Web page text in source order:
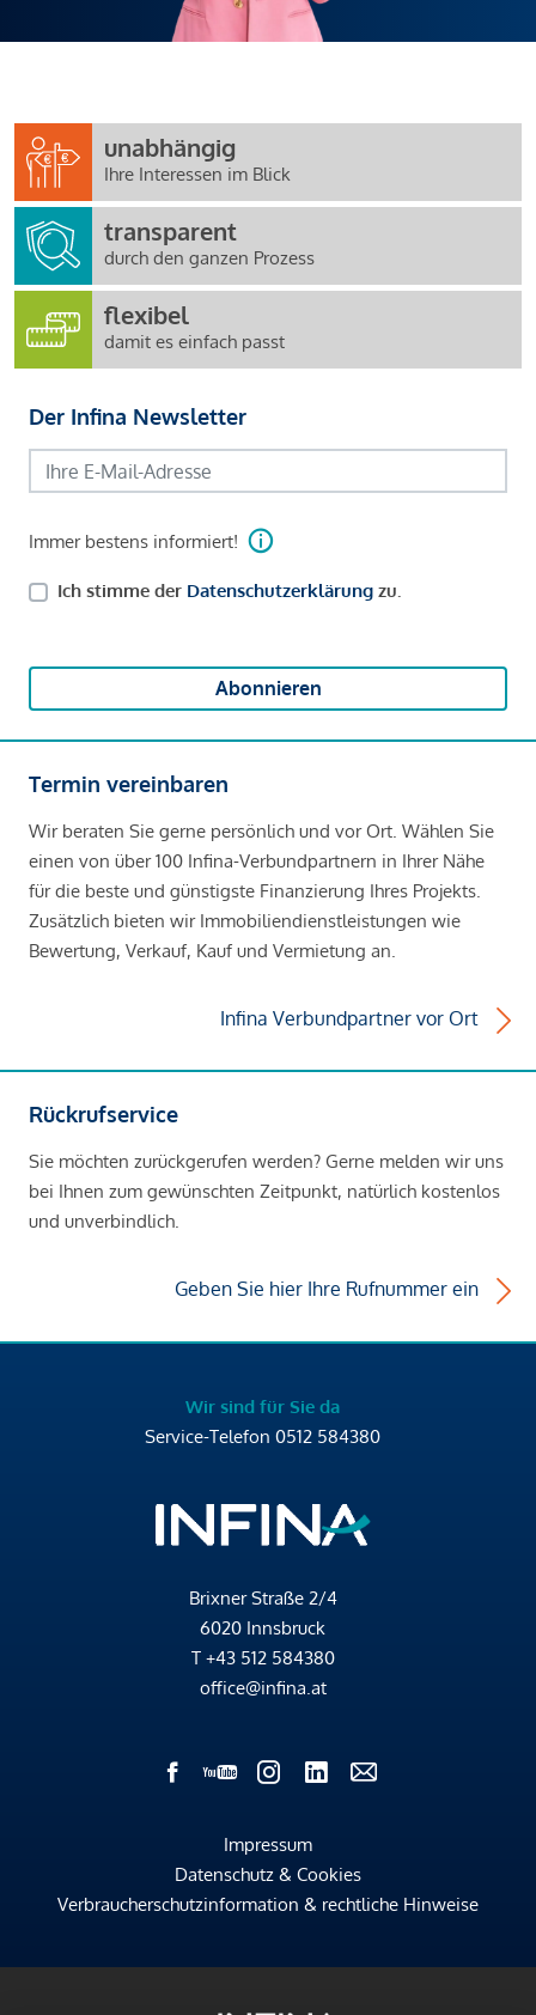
unabhängig
Ihre Interessen im Blick
transparent
durch den ganzen Prozess
flexibel
damit es einfach passt
Der Infina Newsletter
Immer bestens informiert!
Ich stimme der Datenschutzerklärung zu.
Abonnieren
Termin vereinbaren
Wir beraten Sie gerne persönlich und vor Ort. Wählen Sie
einen von über 100 Infina-Verbundpartnern in Ihrer Nähe
für die beste und günstigste Finanzierung Ihres Projekts.
Zusätzlich bieten wir Immobiliendienstleistungen wie
Bewertung, Verkauf, Kauf und Vermietung an.
Infina Verbundpartner vor Ort
Rückrufservice
Sie möchten zurückgerufen werden? Gerne melden wir uns
bei Ihnen zum gewünschten Zeitpunkt, natürlich kostenlos
und unverbindlich.
Geben Sie hier Ihre Rufnummer ein
Wir sind für Sie da
Service-Telefon 0512 584380
Brixner Straße 2/4
6020 Innsbruck
T +43 512 584380
office@infina.at
Impressum
Datenschutz & Cookies
Verbraucherschutzinformation & rechtliche Hinweise